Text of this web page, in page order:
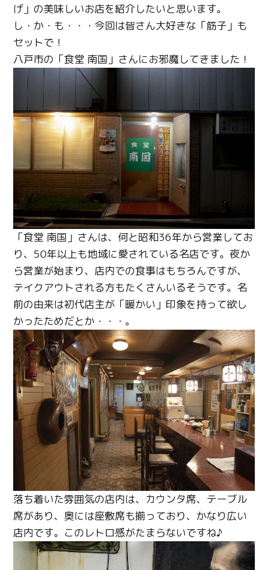
げ」の美味しいお店を紹介したいと思います。
し・か・も・・・今回は皆さん大好きな「筋子」も
セットで！
八戸市の「食堂 南国」さんにお邪魔してきました！
「食堂 南国」さんは、何と昭和36年から営業してお
り、50年以上も地域に愛されている名店です。夜か
ら営業が始まり、店内での食事はもちろんですが、
テイクアウトされる方もたくさんいるそうです。名
前の由来は初代店主が「暖かい」印象を持って欲し
かったためだとか・・・。
落ち着いた雰囲気の店内は、カウンタ席、テーブル
席があり、奥には座敷席も揃っており、かなり広い
店内です。このレトロ感がたまらないですね♪